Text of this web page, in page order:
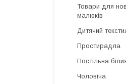
Товари для
малюків
Дитячий
Простирадла
Постільна
Чоловіча